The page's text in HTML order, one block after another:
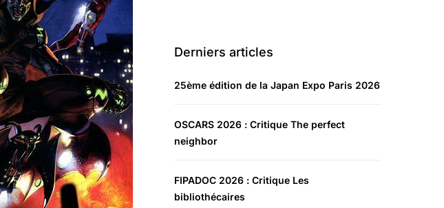
Derniers articles
25ème édition de la Japan Expo Paris 2026
OSCARS 2026 : Critique The perfect
neighbor
FIPADOC 2026 : Critique Les
bibliothécaires